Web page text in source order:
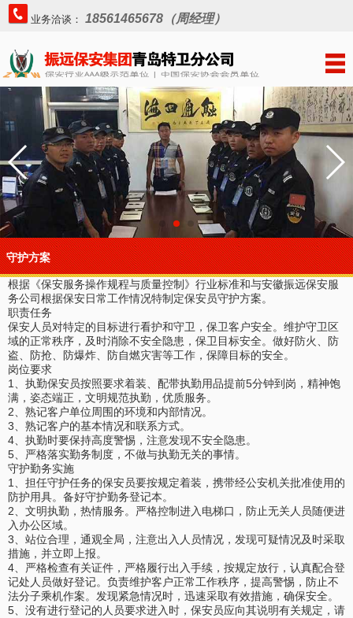
业务洽谈： 18561465678（周经理）
守护方案
根据《保安服务操作规程与质量控制》行业标准和与安徽振远保安服
务公司根据保安日常工作情况特制定保安员守护方案。
职责任务
保安人员对特定的目标进行看护和守卫，保卫客户安全。维护守卫区
域的正常秩序，及时消除不安全隐患，保卫目标安全。做好防火、防
盗、防抢、防爆炸、防自燃灾害等工作，保障目标的安全。
岗位要求
1、执勤保安员按照要求着装、配带执勤用品提前5分钟到岗，精神饱
满，姿态端正，文明规范执勤，优质服务。
2、熟记客户单位周围的环境和内部情况。
3、熟记客户的基本情况和联系方式。
4、执勤时要保持高度警惕，注意发现不安全隐患。
5、严格落实勤务制度，不做与执勤无关的事情。
守护勤务实施
1、担任守护任务的保安员要按规定着装，携带经公安机关批准使用的
防护用具。备好守护勤务登记本。
2、文明执勤，热情服务。严格控制进入电梯口，防止无关人员随便进
入办公区域。
3、站位合理，通观全局，注意出入人员情况，发现可疑情况及时采取
措施，并立即上报。
4、严格检查有关证件，严格履行出入手续，按规定放行，认真配合登
记处人员做好登记。负责维护客户正常工作秩序，提高警惕，防止不
法分子乘机作案。发现紧急情况时，迅速采取有效措施，确保安全。
5、没有进行登记的人员要求进入时，保安员应向其说明有关规定，请